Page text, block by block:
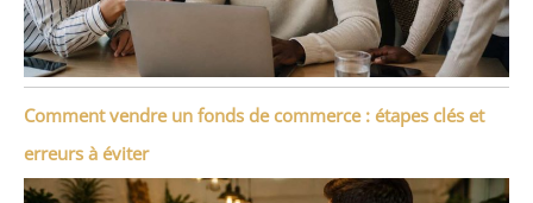
Comment vendre un fonds de commerce : étapes clés et
erreurs à éviter